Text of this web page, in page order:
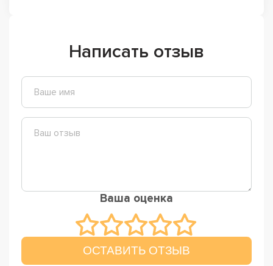
Написать отзыв
Ваша оценка
ОСТАВИТЬ ОТЗЫВ